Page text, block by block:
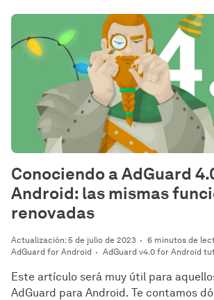
Actualización: 5 de julio de 2023
6 minutos de
AdGuard for Android
AdGuard v4.0 for Android
Conociendo a AdGuard
Android: las mismas
renovadas
Este artículo será muy útil para
AdGuard para Android. Te contamos